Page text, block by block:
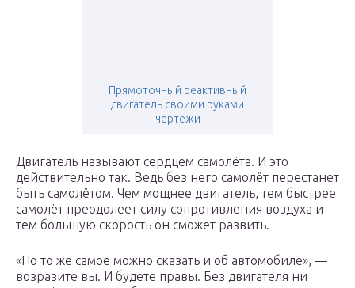
Прямоточный реактивный
двигатель своими руками
чертежи
Двигатель называют сердцем самолёта. И это
действительно так. Ведь без него самолёт перестанет
быть самолётом. Чем мощнее двигатель, тем быстрее
самолёт преодолеет силу сопротивления воздуха и
тем большую скорость он сможет развить.
«Но то же самое можно сказать и об автомобиле», —
возразите вы. И будете правы. Без двигателя ни